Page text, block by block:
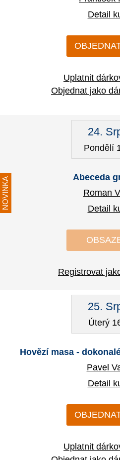
Detail
Uplatnit
Objednat jako
24.
Pondělí
NOVINKA
Abeceda
Roman
Detail
Registrovat
25.
Úterý
Hovězí masa -
Pavel
Detail
Uplatnit